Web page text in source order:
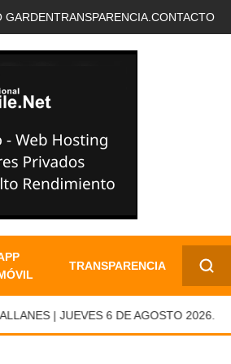
GARDENTRANSPARENCIA. CONTACTO
TRANSPARENCIA
✕
| JUEVES 6 DE AGOSTO 2026.